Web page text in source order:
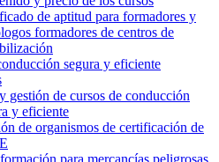
de aptitud para formadores y
formadores de centros de
segura y eficiente
gestión de cursos de conducción
y eficiente
de organismos de certificación de